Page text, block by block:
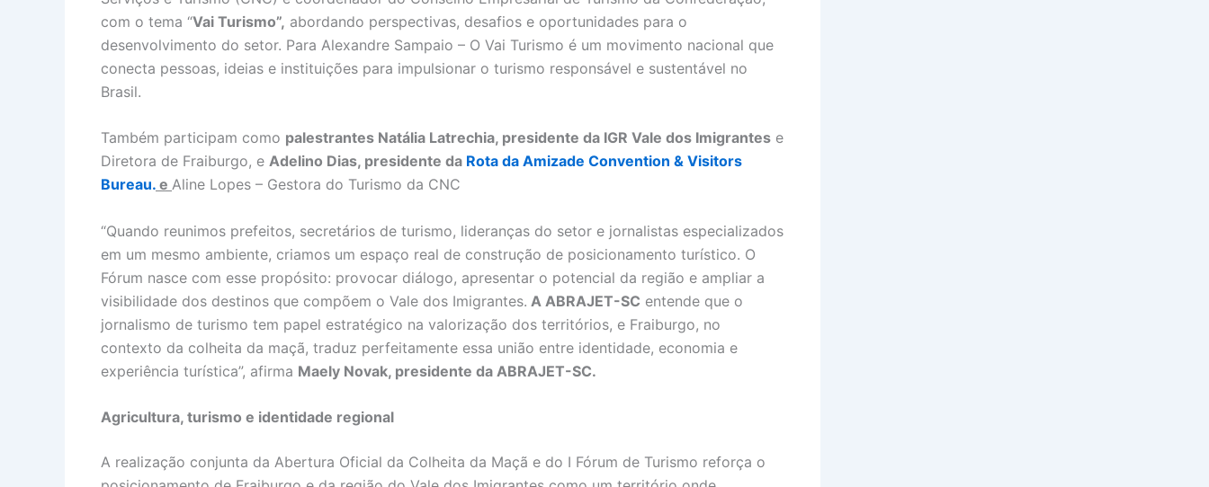
com o tema “Vai Turismo”, abordando perspectivas, desafios e oportunidades para o
desenvolvimento do setor. Para Alexandre Sampaio – O Vai Turismo é um movimento nacional que
conecta pessoas, ideias e instituições para impulsionar o turismo responsável e sustentável no
Brasil.
Também participam como palestrantes Natália Latrechia, presidente da IGR Vale dos Imigrantes e
Diretora de Fraiburgo, e Adelino Dias, presidente da Rota da Amizade Convention & Visitors
Bureau. e Aline Lopes – Gestora do Turismo da CNC
“Quando reunimos prefeitos, secretários de turismo, lideranças do setor e jornalistas especializados
em um mesmo ambiente, criamos um espaço real de construção de posicionamento turístico. O
Fórum nasce com esse propósito: provocar diálogo, apresentar o potencial da região e ampliar a
visibilidade dos destinos que compõem o Vale dos Imigrantes. A ABRAJET-SC entende que o
jornalismo de turismo tem papel estratégico na valorização dos territórios, e Fraiburgo, no
contexto da colheita da maçã, traduz perfeitamente essa união entre identidade, economia e
experiência turística”, afirma Maely Novak, presidente da ABRAJET-SC.
Agricultura, turismo e identidade regional
A realização conjunta da Abertura Oficial da Colheita da Maçã e do I Fórum de Turismo reforça o